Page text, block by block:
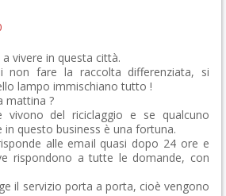
vivere in questa città.
non fare la raccolta differenziata, si
lampo immischiano tutto !
mattina ?
vivono del riciclaggio e se qualcuno
in questo business è una fortuna.
alle email quasi dopo 24 ore e
rispondono a tutte le domande, con
il servizio porta a porta, cioè vengono